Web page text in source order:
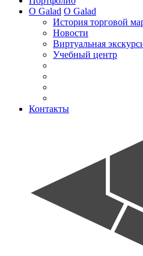
О Galad О Galad
История торговой
Новости
Виртуальная
Учебный центр
Контакты